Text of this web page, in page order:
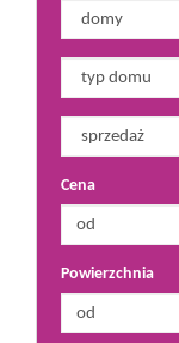
Cena
Powierzchnia